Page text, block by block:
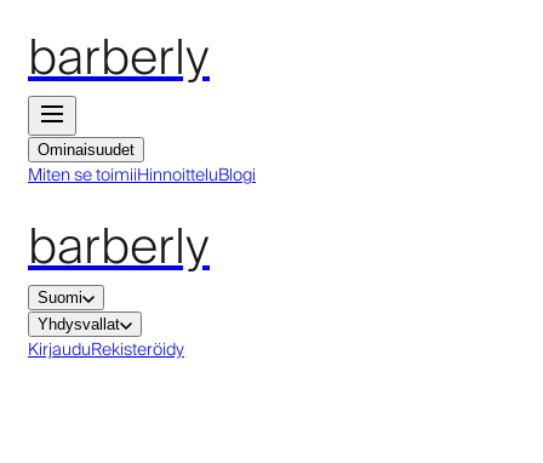
barberly
Ominaisuudet
Miten se toimiiHinnoitteluBlogi
barberly
Suomi
Yhdysvallat
KirjauduRekisteröidy